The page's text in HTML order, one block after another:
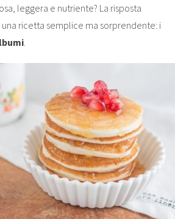
leggera e nutriente? La risposta
ricetta semplice ma sorprendente: i